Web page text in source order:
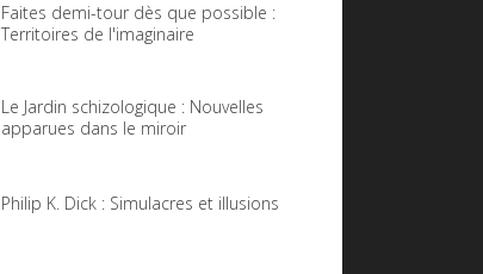
Faites demi-tour dès que possible :
Territoires de l'imaginaire
Le Jardin schizologique : Nouvelles
apparues dans le miroir
Philip K. Dick : Simulacres et illusions